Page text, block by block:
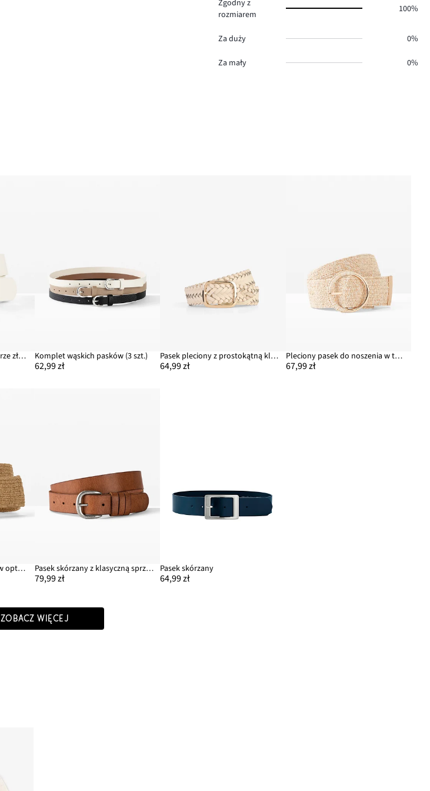
Zgodny z
rozmiarem
100%
Za duży 0%
Za mały 0%
Pasek ze sprzączką w kolorze złota Komplet wąskich pasków (3 szt.)
62,99 zł
Pasek pleciony z prostokątną klamrą
64,99 zł
Pleciony pasek do noszenia w talii o słomkowym wyglądzie
67,99 zł
Pasek do noszenia w talii w optyce słomkowego Pasek skórzany z klasyczną sprzączką
79,99 zł
Pasek skórzany
64,99 zł
ZOBACZ WIĘCEJ